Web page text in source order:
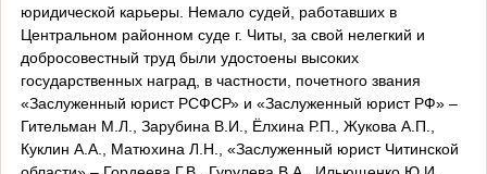
юридической карьеры. Немало судей, работавших в
Центральном районном суде г. Читы, за свой нелегкий и
добросовестный труд были удостоены высоких
государственных наград, в частности, почетного звания
«Заслуженный юрист РСФСР» и «Заслуженный юрист РФ» –
Гительман М.Л., Зарубина В.И., Ёлхина Р.П., Жукова А.П.,
Куклин А.А., Матюхина Л.Н., «Заслуженный юрист Читинской